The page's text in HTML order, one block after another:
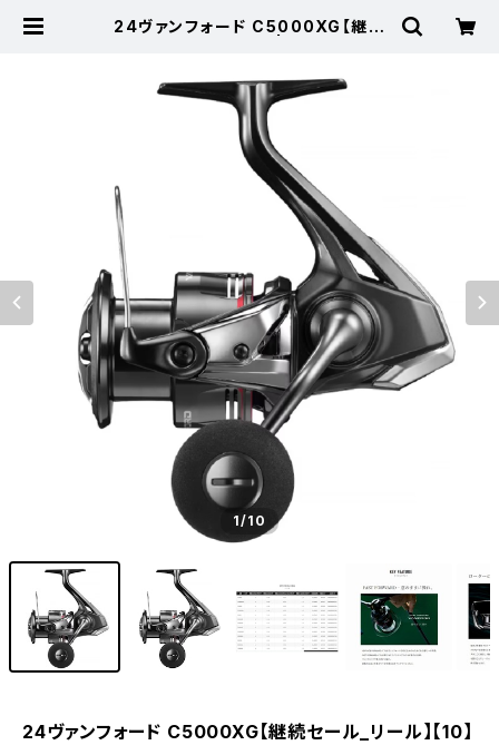
24ヴァンフォード C5000XG【継続
1/10
24ヴァンフォード C5000XG【継続セール_リール】【10】